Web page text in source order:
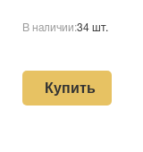
В наличии:34 шт.
Купить